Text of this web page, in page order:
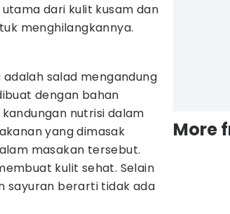
dari kulit kusam dan
menghilangkannya.
salad mengandung
dengan bahan
nutrisi dalam
yang dimasak
masakan tersebut.
kulit sehat. Selain
sayuran berarti tidak ada
More